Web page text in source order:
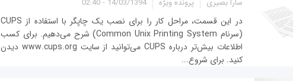
سارا بصیری پرونده ویژه 14/03/1394 - 02:40
در این قسمت، مراحل کار را برای نصب یک چاپگر با استفاده از CUPS
(سرنام Common Unix Printing System) شرح می‌دهیم. برای کسب
اطلاعات بیش‌تر درباره CUPS می‌توانید از سایت www.cups.org دیدن
کنید. برای شروع...